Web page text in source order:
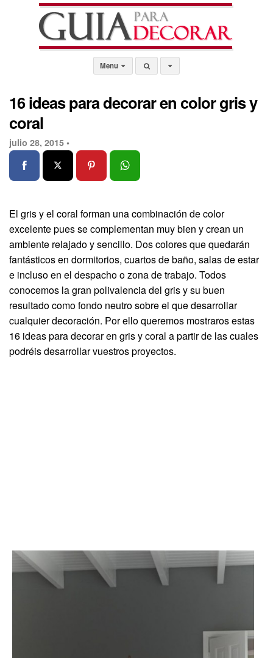
Menu
16 ideas para decorar en color gris y
coral
julio 28, 2015 •
El gris y el coral forman una combinación de color
excelente pues se complementan muy bien y crean un
ambiente relajado y sencillo. Dos colores que quedarán
fantásticos en dormitorios, cuartos de baño, salas de estar
e incluso en el despacho o zona de trabajo. Todos
conocemos la gran polivalencia del gris y su buen
resultado como fondo neutro sobre el que desarrollar
cualquier decoración. Por ello queremos mostraros estas
16 ideas para decorar en gris y coral a partir de las cuales
podréis desarrollar vuestros proyectos.